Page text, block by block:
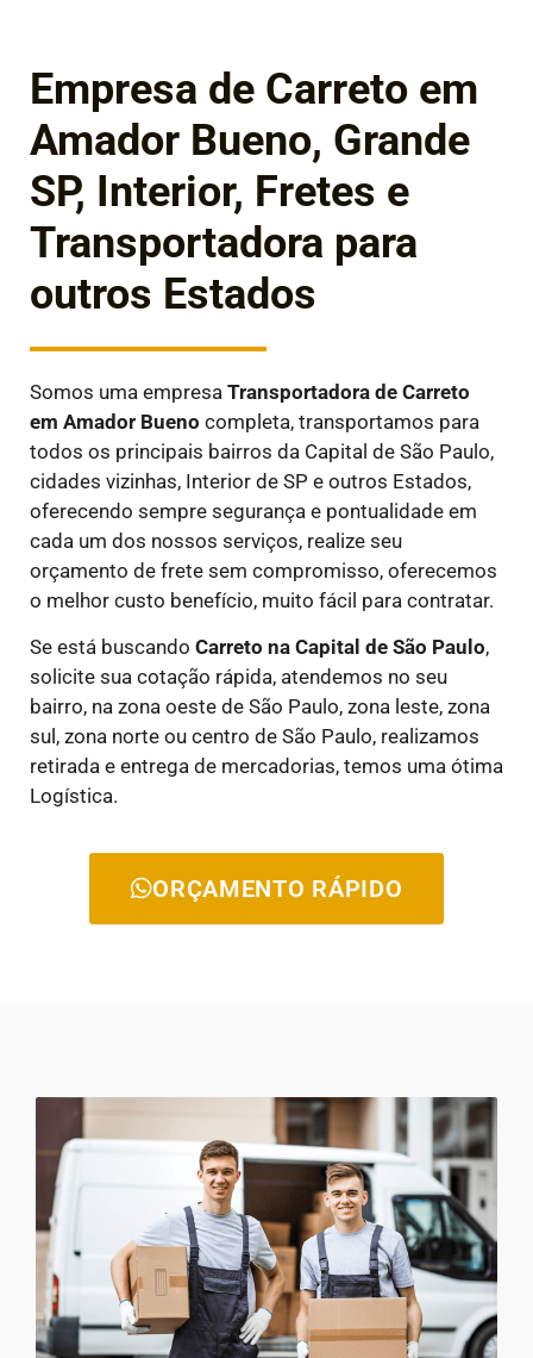
Empresa de Carreto em
Amador Bueno, Grande
SP, Interior, Fretes e
Transportadora para
outros Estados
Somos uma empresa Transportadora de Carreto
em Amador Bueno completa, transportamos para
todos os principais bairros da Capital de São Paulo,
cidades vizinhas, Interior de SP e outros Estados,
oferecendo sempre segurança e pontualidade em
cada um dos nossos serviços, realize seu
orçamento de frete sem compromisso, oferecemos
o melhor custo benefício, muito fácil para contratar.
Se está buscando Carreto na Capital de São Paulo,
solicite sua cotação rápida, atendemos no seu
bairro, na zona oeste de São Paulo, zona leste, zona
sul, zona norte ou centro de São Paulo, realizamos
retirada e entrega de mercadorias, temos uma ótima
Logística.
ORÇAMENTO RÁPIDO